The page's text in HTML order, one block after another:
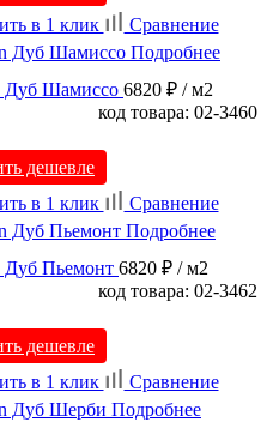
в 1 клик
Сравнение
Подробнее
Дуб Шамиссо 6820 ₽ / м2
код товара: 02-3460
дешевле
в 1 клик
Сравнение
Подробнее
Дуб Пьемонт 6820 ₽ / м2
код товара: 02-3462
дешевле
в 1 клик
Сравнение
Подробнее